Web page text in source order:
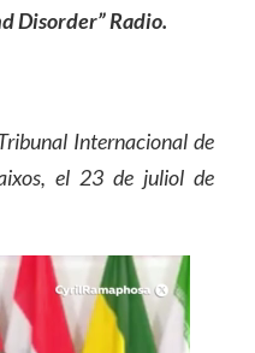
Disorder” Radio.
Internacional de
el 23 de juliol de